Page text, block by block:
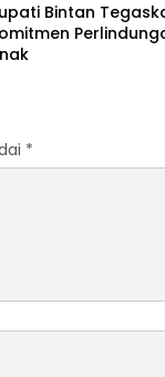
Bintan
*